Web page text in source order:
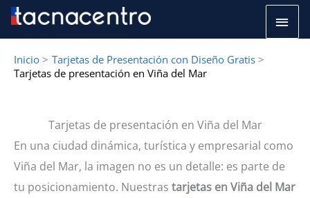
Inicio
Tarjetas de Presentación con Diseño Gratis
Tarjetas de presentación en Viña del Mar
Tarjetas de presentación en Viña del Mar
En una ciudad dinámica, turística y empresarial como
Viña del Mar, la imagen no es un detalle: es parte de
tu posicionamiento. Nuestras tarjetas en Viña del Mar